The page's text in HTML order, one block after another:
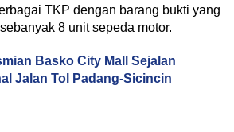
TKP dengan barang bukti yang
8 unit sepeda motor.
Basko City Mall Sejalan
Jalan Tol Padang-Sicincin